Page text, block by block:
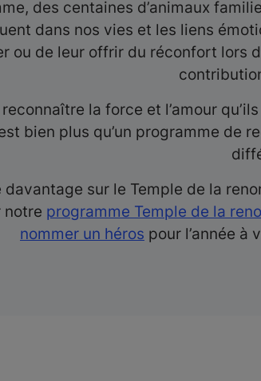
des centaines d’animaux
dans nos vies et les liens
ou de leur offrir du réconfort
la force et l’amour
bien plus qu’un programme de
sur le Temple de la
notre programme Temple de la
nommer un héros pour l’année à